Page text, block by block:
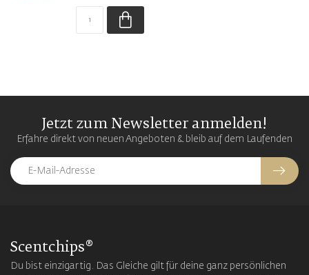
Jetzt zum Newsletter anmelden!
Erfahre direkt von neuen Angeboten & bleib auf dem Laufenden
Scentchips®
Du bist einzigartig. Das Gleiche gilt für deine ganz persönlichen